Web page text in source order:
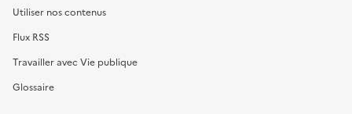
Utiliser nos contenus
Flux RSS
Travailler avec Vie publique
Glossaire